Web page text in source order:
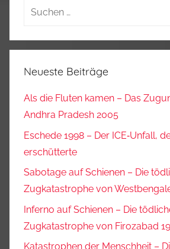
Suchen
Neueste Beiträge
Als die Fluten kamen – Das
Andhra Pradesh 2005
Eschede 1998 – Der ICE‑Unfall,
erschütterte
Sabotage auf Schienen – Die
Zugkatastrophe von
Inferno auf Schienen – Die
Zugkatastrophe von Firozabad
Katastrophen der Menschheit –